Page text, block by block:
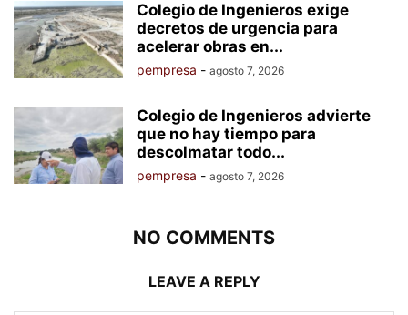
Colegio de Ingenieros exige
decretos de urgencia para
acelerar obras en...
pempresa - agosto 7, 2026
Colegio de Ingenieros advierte
que no hay tiempo para
descolmatar todo...
pempresa - agosto 7, 2026
NO COMMENTS
LEAVE A REPLY